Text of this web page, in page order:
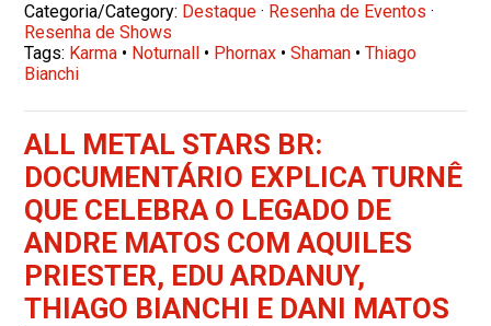
Categoria/Category: Destaque · Resenha de Eventos ·
Resenha de Shows
Tags: Karma • Noturnall • Phornax •Shaman •Thiago
Bianchi
ALL METAL STARS BR:
DOCUMENTÁRIO EXPLICA TURNÊ
QUE CELEBRA O LEGADO DE
ANDRE MATOS COM AQUILES
PRIESTER, EDU ARDANUY,
THIAGO BIANCHI E DANI MATOS